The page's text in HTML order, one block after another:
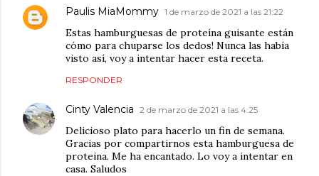
Paulis MiaMommy 1 de marzo de 2021 a las 21:22
Estas hamburguesas de proteína guisante están
cómo para chuparse los dedos! Nunca las había
visto así, voy a intentar hacer esta receta.
RESPONDER
Cinty Valencia 2 de marzo de 2021 a las 4:25
Delicioso plato para hacerlo un fin de semana.
Gracias por compartirnos esta hamburguesa de
proteina. Me ha encantado. Lo voy a intentar en
casa. Saludos